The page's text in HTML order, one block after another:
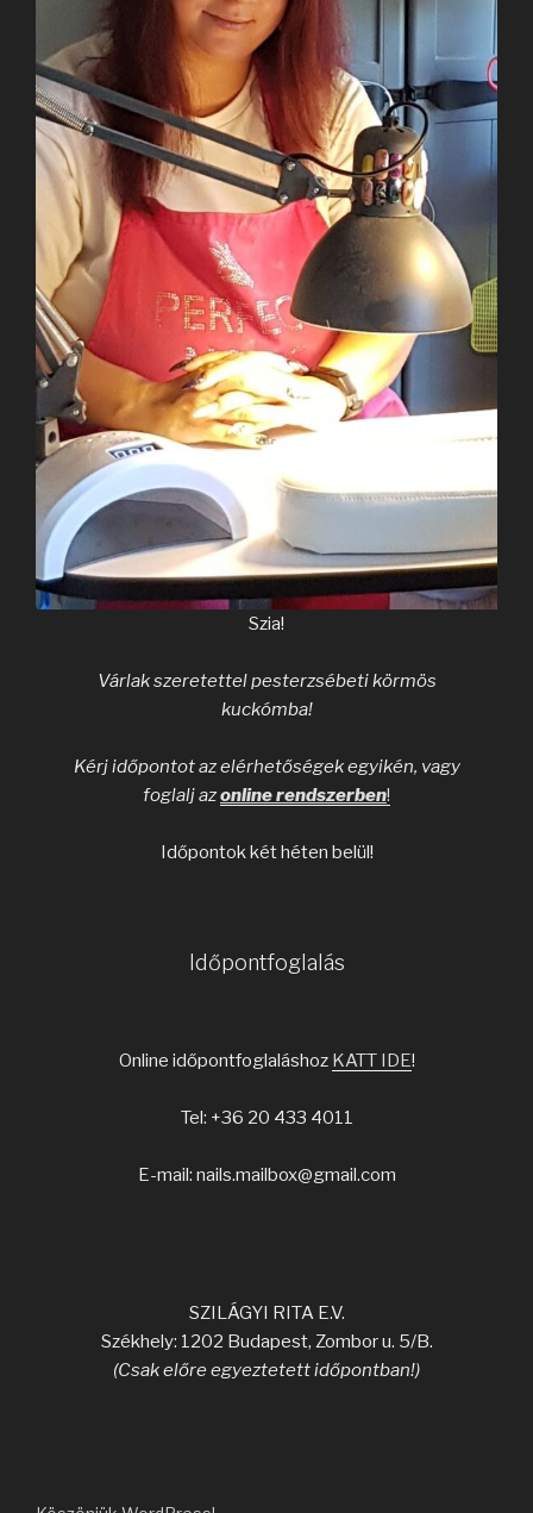
Szia!
Várlak szeretettel pesterzsébeti körmös
kuckómba!
Kérj időpontot az elérhetőségek egyikén, vagy
foglalj azonline rendszerben!
Időpontok két héten belül!
Időpontfoglalás
Online időpontfoglaláshoz KATT IDE!
Tel: +36 20 433 4011
E-mail: nails.mailbox@gmail.com
SZILÁGYI RITA E.V.
Székhely: 1202 Budapest, Zombor u. 5/B.
(Csak előre egyeztetett időpontban!)